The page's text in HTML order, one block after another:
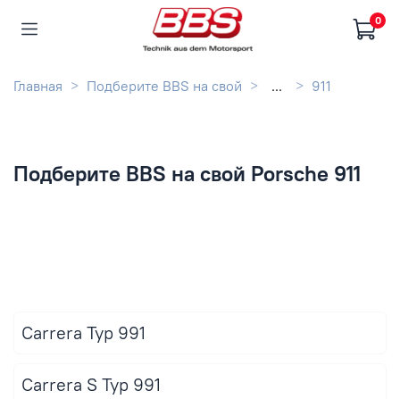
0
Главная Подберите BBS на свой ... 911
Подберите BBS на свой Porsche 911
Carrera Typ 991
Carrera S Typ 991